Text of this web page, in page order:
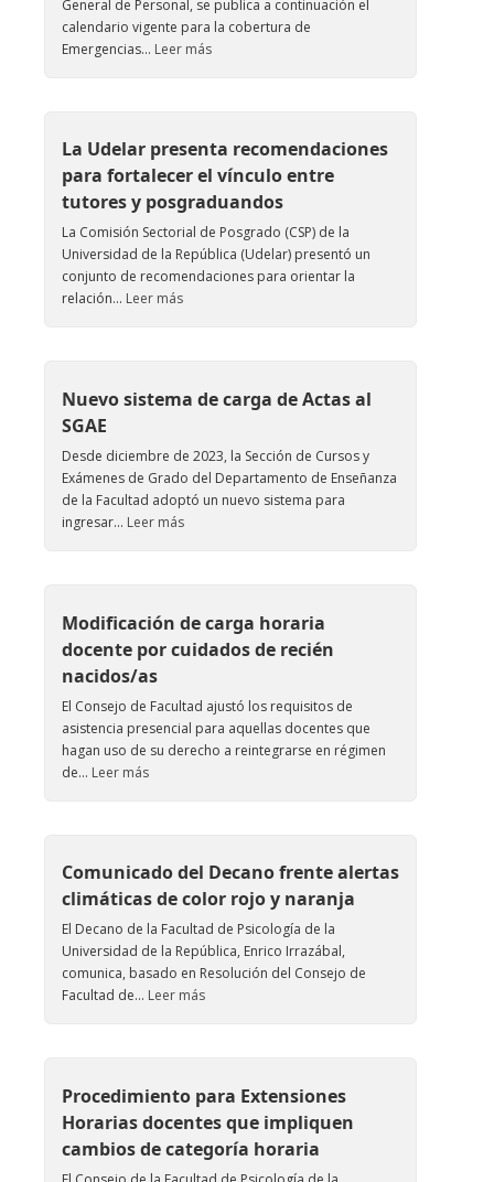
General de Personal, se publica a continuación el
calendario vigente para la cobertura de
Emergencias... Leer más
La Udelar presenta recomendaciones
para fortalecer el vínculo entre
tutores y posgraduandos
La Comisión Sectorial de Posgrado (CSP) de la
Universidad de la República (Udelar) presentó un
conjunto de recomendaciones para orientar la
relación... Leer más
Nuevo sistema de carga de Actas al
SGAE
Desde diciembre de 2023, la Sección de Cursos y
Exámenes de Grado del Departamento de Enseñanza
de la Facultad adoptó un nuevo sistema para
ingresar... Leer más
Modificación de carga horaria
docente por cuidados de recién
nacidos/as
El Consejo de Facultad ajustó los requisitos de
asistencia presencial para aquellas docentes que
hagan uso de su derecho a reintegrarse en régimen
de... Leer más
Comunicado del Decano frente alertas
climáticas de color rojo y naranja
El Decano de la Facultad de Psicología de la
Universidad de la República, Enrico Irrazábal,
comunica, basado en Resolución del Consejo de
Facultad de... Leer más
Procedimiento para Extensiones
Horarias docentes que impliquen
cambios de categoría horaria